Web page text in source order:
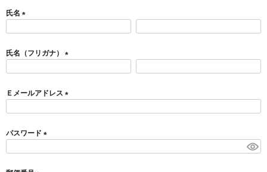
氏名
須
)
氏名（フリガナ）
須
)
Ｅメールアドレス
)
パスワード